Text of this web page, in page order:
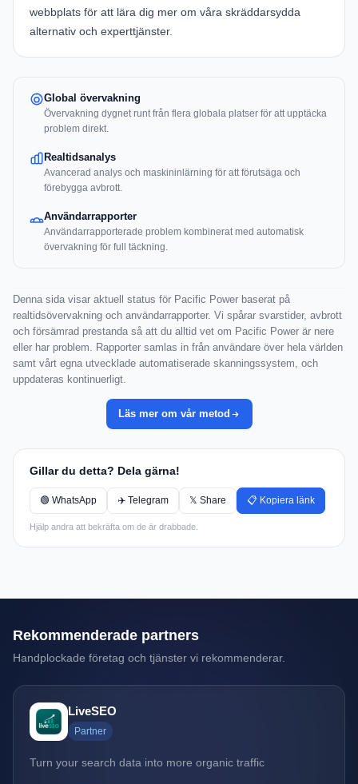
webbplats för att lära dig mer om våra skräddarsydda
alternativ och experttjänster.
Global övervakning
Övervakning dygnet runt från flera globala platser för att upptäcka
problem direkt.
Realtidsanalys
Avancerad analys och maskininlärning för att förutsäga och
förebygga avbrott.
Användarrapporter
Användarrapporterade problem kombinerat med automatisk
övervakning för full täckning.
Denna sida visar aktuell status för Pacific Power baserat på
realtidsövervakning och användarrapporter. Vi spårar svarstider, avbrott
och försämrad prestanda så att du alltid vet om Pacific Power är nere
eller har problem. Rapporter samlas in från användare över hela världen
samt vårt egna utvecklade automatiserade skanningssystem, och
uppdateras kontinuerligt.
Läs mer om vår metod
Gillar du detta? Dela gärna!
🟢 WhatsApp ✈️ Telegram 𝕏 Share 📋 Kopiera länk
Hjälp andra att bekräfta om de är drabbade.
Rekommenderade partners
Handplockade företag och tjänster vi rekommenderar.
LiveSEO
Partner
Turn your search data into more organic traffic